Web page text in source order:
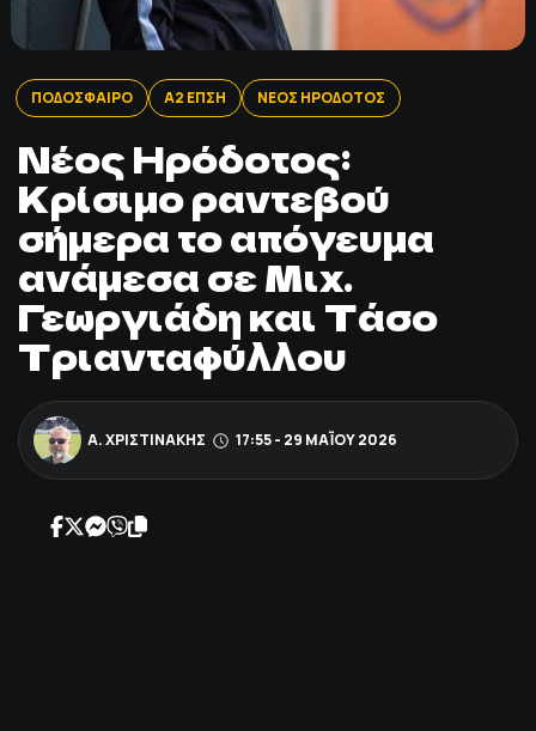
Β2 ΕΠΣΗ
ΠΟΔΟΣΦΑΙΡΟ
ΑΛΛΑ ΣΠΟΡ
PRIME ZONE
ΕΠΙΚΑΙΡΟΤΗΤΑ
ΠΡΟΓΡΑΜΜΑ
ΒΑΘΜΟΛΟΓΙΕΣ
ΠΟΔΟΣΦΑΙΡΟ Α2 ΕΠΣΗ ΝΕΟΣ ΗΡΟΔΟΤΟΣ
Νέος Ηρόδοτος:
Κρίσιμο ραντεβού
σήμερα το απόγευμα
ανάμεσα σε Μιχ.
Γεωργιάδη και Τάσο
Τριανταφύλλου
Α. ΧΡΙΣΤΙΝΆΚΗΣ 17:55 - 29 ΜΑΪ́ΟΥ 2026